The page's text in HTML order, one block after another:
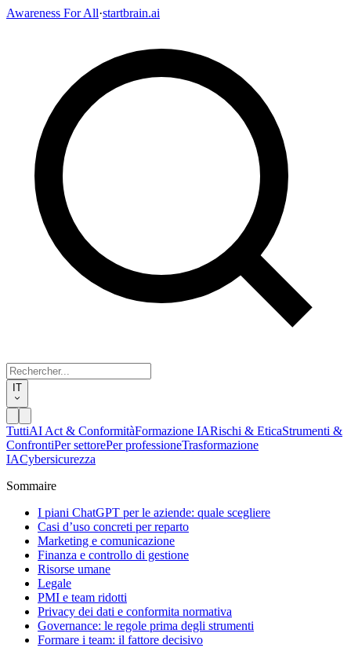
Awareness For All·startbrain.ai
IT
TuttiAI Act & ConformitàFormazione IARischi & EticaStrumenti &
ConfrontiPer settorePer professioneTrasformazione
IACybersicurezza
Sommaire
I piani ChatGPT per le aziende: quale scegliere
Casi d’uso concreti per reparto
Marketing e comunicazione
Finanza e controllo di gestione
Risorse umane
Legale
PMI e team ridotti
Privacy dei dati e conformita normativa
Governance: le regole prima degli strumenti
Formare i team: il fattore decisivo